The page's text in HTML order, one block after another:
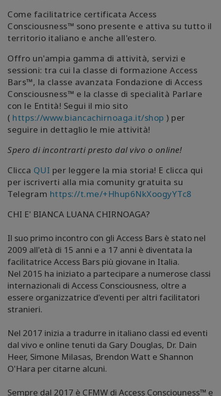
Come facilitatrice certificata Access
Consciousness™ sono presente e attiva su tutto il
territorio italiano e anche all'estero.
Offro un'ampia gamma di attività, servizi e
sessioni: tra cui la classe di formazione Access
Bars™, la classe avanzata Fondazione di Access
Consciousness™ e la classe di specialità Parlare
con le Entità! Segui il mio sito
( https://www.biancachirnoaga.it/shop ) per
seguire in dettaglio le mie attività!
Spero di incontrarti presto dal vivo o online!
Clicca QUI per leggere la mia storia! E clicca qui
per iscriverti alla mia comunity gratuita su
Telegram https://t.me/+Hhup6NkXoogyYTc8
CHI E' BIANCA LUANA CHIRNOAGA?
Il suo primo incontro con gli Access Bars è stato nel
2009 all'età di 15 anni e a 17 anni è diventata la
facilitatrice Access Bars più giovane in Italia.
Nel 2015 ha iniziato a partecipare a numerose classi
internazionali di Access Consciousness, oltre a
essere organizzatrice d'eventi per altri facilitatori
stranieri.
Nel 2017 inizia a tradurre in italiano classi ed eventi
dal vivo e online tenuti da Gary Douglas, Dr. Dain
Heer, Simone Milasas, Brendon Watt e Shannon
O'Hara per citarne alcuni.
Sempre dal 2017 è CFMW di Access Consciouness™ e